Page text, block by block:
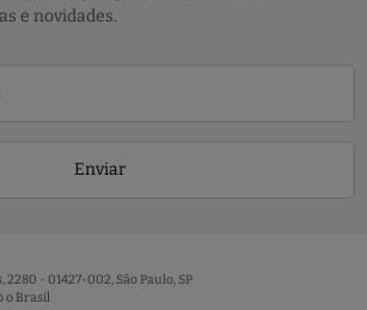
e novidades.
Enviar
2280 - 01427-002, São Paulo, SP
o Brasil